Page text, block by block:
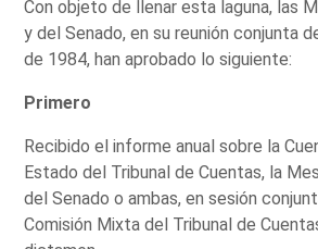
Con objeto de llenar esta laguna, las
y del Senado, en su reunión conjunta
de 1984, han aprobado lo siguiente:
Primero
Recibido el informe anual sobre la
Estado del Tribunal de Cuentas, la
del Senado o ambas, en sesión
Comisión Mixta del Tribunal de